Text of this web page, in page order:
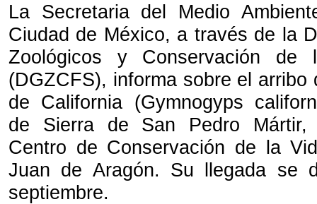
La Secretaria del Medio
Ciudad de México, a través de la
Zoológicos y Conservación de
(DGZCFS), informa sobre el
de California (Gymnogyps
de Sierra de San Pedro Mártir,
Centro de Conservación de la
Juan de Aragón. Su llegada se
septiembre.